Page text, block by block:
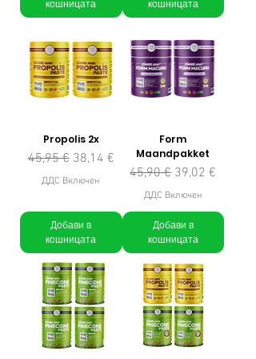
кошницата
кошницата
Propolis 2x
Редовна цена
45,95 € Продажна цена
38,14 €
ДДС Включен
Добави в
кошницата
Form
Maandpakket
Редовна цена
45,90 € Продажна цена
39,02 €
ДДС Включен
Добави в
кошницата